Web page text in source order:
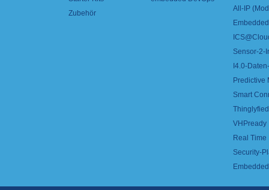
Zubehör
All-IP
Sensor-2-
I4.0-
Predictive
Smart
VHPready
Real
Security-